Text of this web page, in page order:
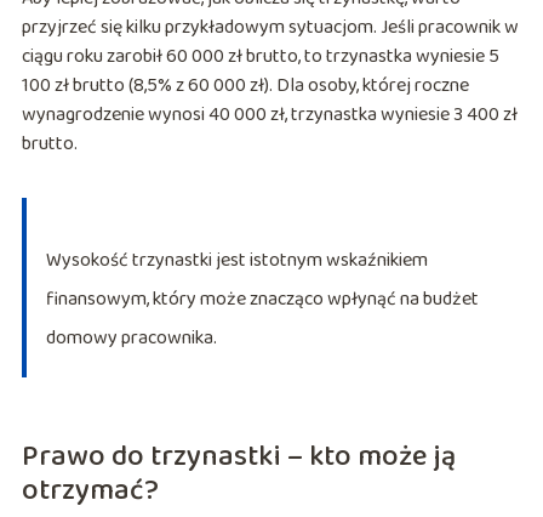
przyjrzeć się kilku przykładowym sytuacjom. Jeśli pracownik w
ciągu roku zarobił 60 000 zł brutto, to trzynastka wyniesie 5
100 zł brutto (8,5% z 60 000 zł). Dla osoby, której roczne
wynagrodzenie wynosi 40 000 zł, trzynastka wyniesie 3 400 zł
brutto.
Wysokość trzynastki jest istotnym wskaźnikiem
finansowym, który może znacząco wpłynąć na budżet
domowy pracownika.
Prawo do trzynastki – kto może ją
otrzymać?